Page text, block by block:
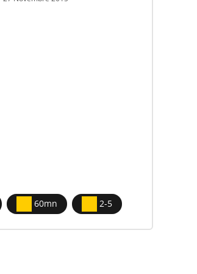
60mn 2-5